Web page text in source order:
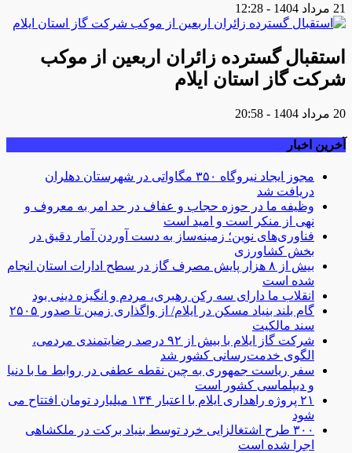
21 مرداد 1404 - 12:28
استقبال گسترده زائران اربعین از موکب
شرکت گاز استان ایلام
20 مرداد 1404 - 20:58
آخرین اخبار
مجوز ایجاد نیروگاه ۳۵۰ مگاواتی در شهرستان دهلران
دریافت شد
وظیفه ما در حوزه حجاب و عفاف در حد امر به معروف و
نهی از منکر است و امید است
فناوری‌های نوین؛ زمینه‌ساز به دست آوردن آمار دقیق در
بخش کشاورزی
بیش از ۸ هزار پایش مصرف گاز در سطح ادارات استان انجام
شده است
انقلاب ما دارای سه رکن رهبری، مردم و انگیزه دینی بود
گام بلند بنیاد مسکن در ایلام/ از واگذاری زمین تا صدور ۲۵۰۵
سند مالکیت
شرکت گاز ایلام با بیش از ۹۲ درصد رضایتمندی مردمی،
الگوی خدمت‌رسانی کشور شد
سفر ریاست جمهوری به چین نقطه عطفی در روابط ما با دنیا
و دیپلماسی کشور است
۲۱ پروژه راهداری ایلام با اعتبار ۱۳۴ میلیارد تومان افتتاح می
شود
۳۰۰ طرح اشتغالزایی خرد توسط بنیاد برکت در ملکشاهی
اجرا شده است